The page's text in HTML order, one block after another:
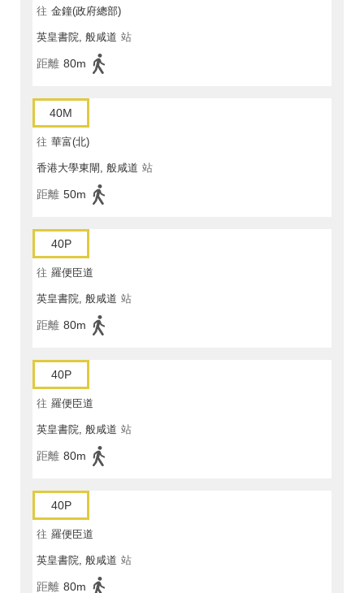
往 金鐘(政府總部)
英皇書院, 般咸道 站
距離 80m
40M
往 華富(北)
香港大學東閘, 般咸道 站
距離 50m
40P
往 羅便臣道
英皇書院, 般咸道 站
距離 80m
40P
往 羅便臣道
英皇書院, 般咸道 站
距離 80m
40P
往 羅便臣道
英皇書院, 般咸道 站
距離 80m